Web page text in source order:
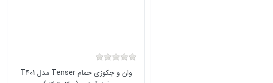
وان و جکوزی حمام Tenser مدل T401